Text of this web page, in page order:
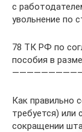
с
увольнение по
78 ТК РФ по
пособия в
Как правильно
требуется) или
сокращении